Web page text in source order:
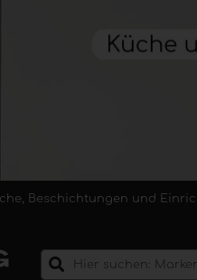
Beschichtungen und